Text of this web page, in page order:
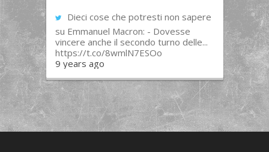
Dieci cose che potresti non sapere
su Emmanuel Macron: - Dovesse
vincere anche il secondo turno delle...
https://t.co/8wmlN7ESOo
9 years ago